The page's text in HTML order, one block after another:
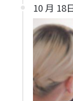
10 月 18